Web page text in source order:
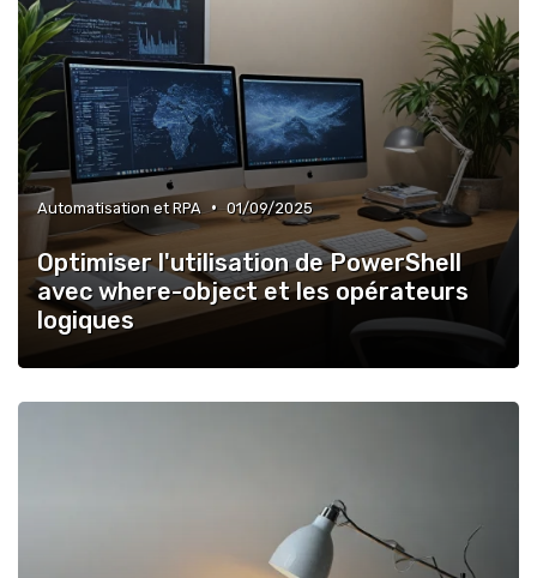
Automatisation et RPA • 01/09/2025
Optimiser l'utilisation de PowerShell
avec where-object et les opérateurs
logiques